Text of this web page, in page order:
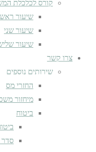
קורס לכלכלת
שיעור
שיעור שני
שיעור
צרו קשר
שירותים נוספים
החזרי מס
מיחזור
ביטוח
סדר